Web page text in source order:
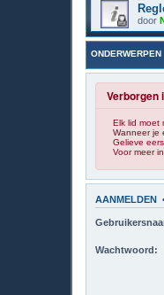
door
ONDERWERPEN
Verborgen
Elk lid moet
Wanneer je
Gelieve
Voor meer
AANMELDEN
Wachtwoord: